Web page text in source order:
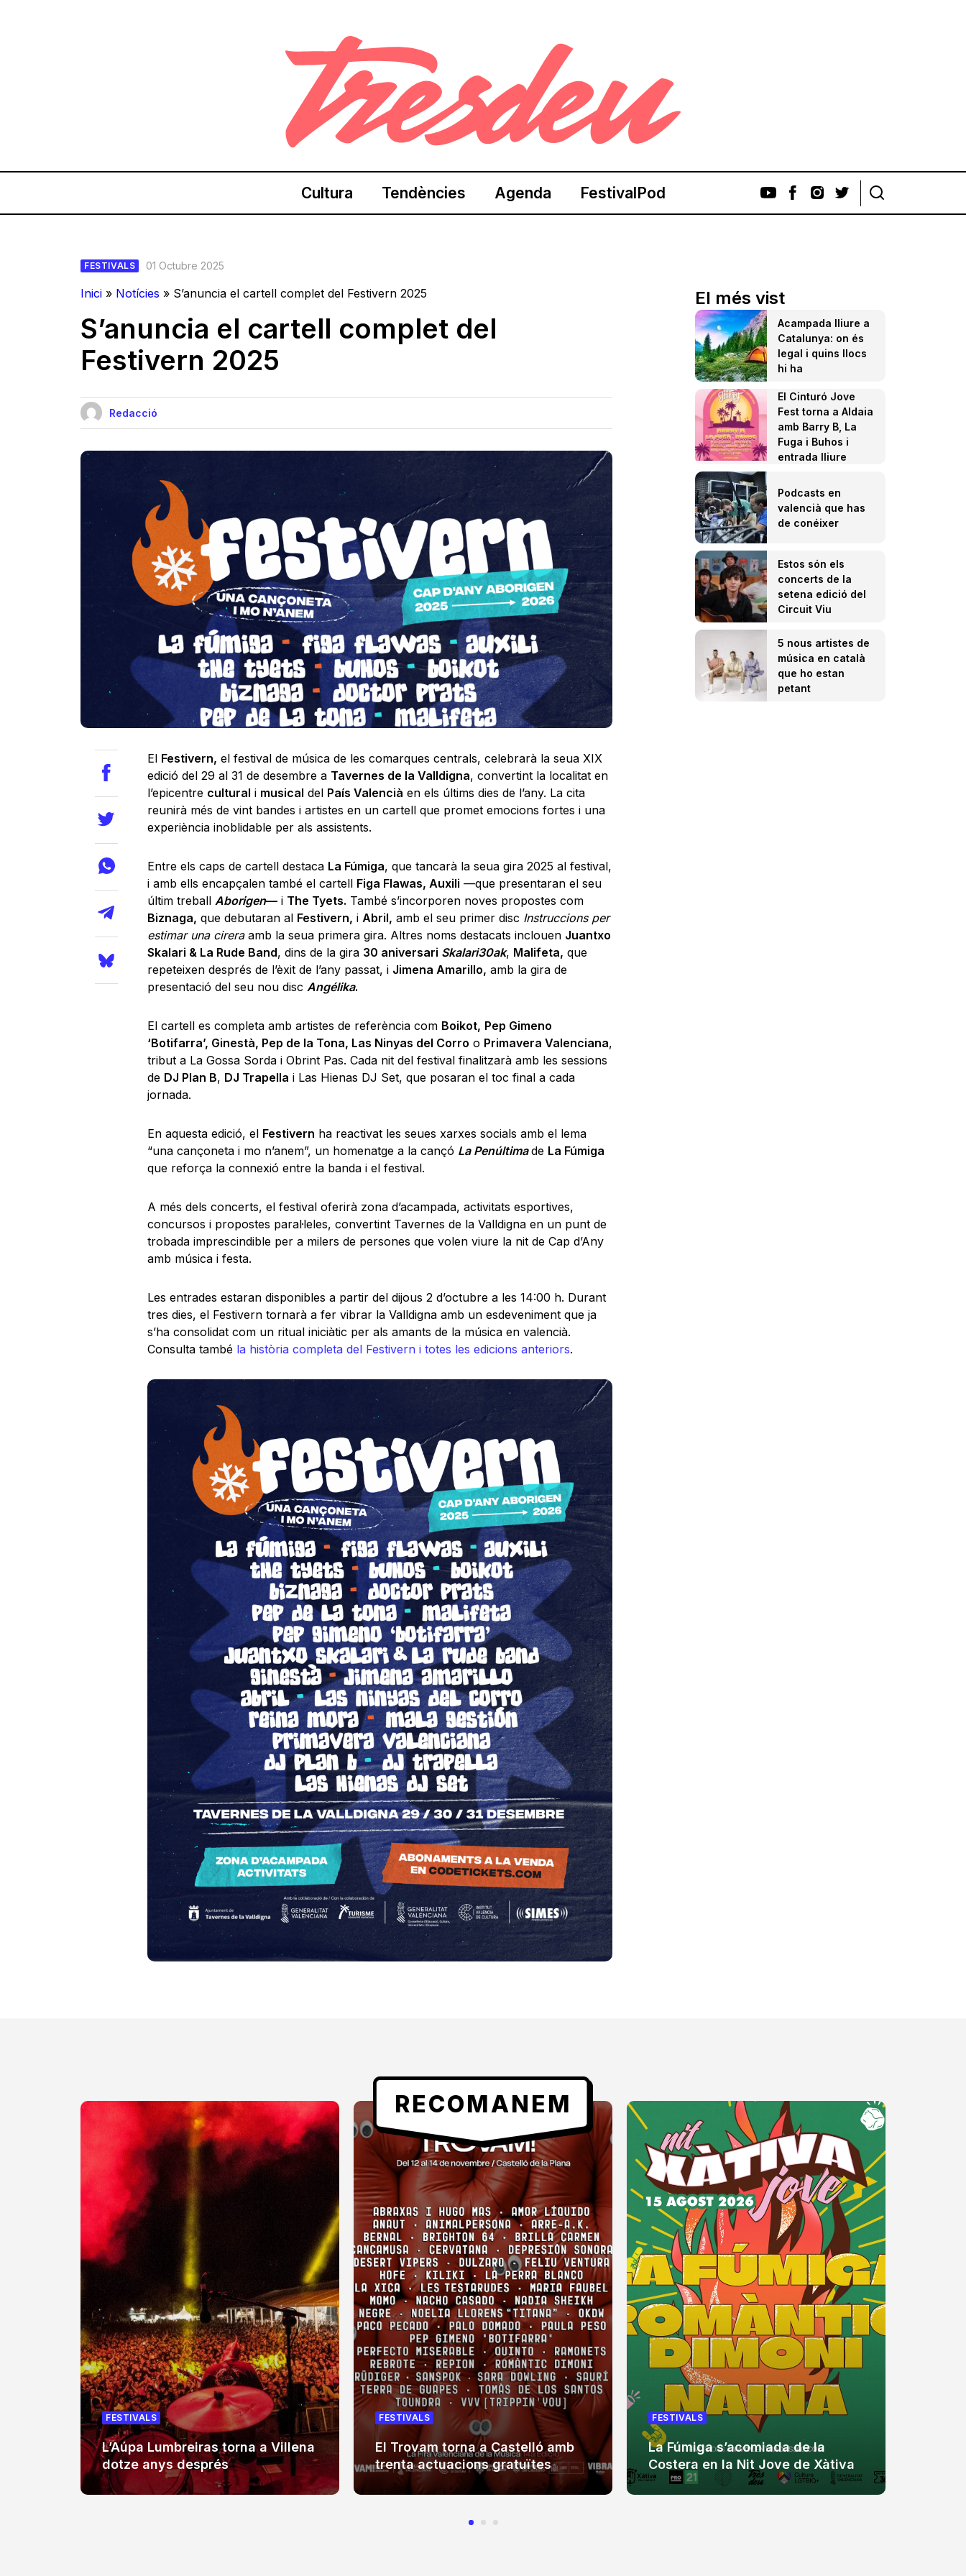
Cultura Tendències Agenda FestivalPod
FESTIVALS 01 Octubre 2025
Inici » Notícies » S’anuncia el cartell complet del Festivern 2025
S’anuncia el cartell complet del
Festivern 2025
Redacció
El Festivern, el festival de música de les comarques centrals, celebrarà la seua XIX
edició del 29 al 31 de desembre a Tavernes de la Valldigna, convertint la localitat en
l’epicentre cultural i musical del País Valencià en els últims dies de l’any. La cita
reunirà més de vint bandes i artistes en un cartell que promet emocions fortes i una
experiència inoblidable per als assistents.
Entre els caps de cartell destaca La Fúmiga, que tancarà la seua gira 2025 al festival,
i amb ells encapçalen també el cartell Figa Flawas, Auxili —que presentaran el seu
últim treball Aborigen—i The Tyets. També s’incorporen noves propostes com
Biznaga, que debutaran al Festivern, i Abril, amb el seu primer disc Instruccions per
estimar una cireraamb la seua primera gira. Altres noms destacats inclouen Juantxo
Skalari & La Rude Band, dins de la gira 30 aniversari Skalari30ak, Malifeta, que
repeteixen després de l’èxit de l’any passat, i Jimena Amarillo, amb la gira de
presentació del seu nou disc Angélika.
El cartell es completa amb artistes de referència com Boikot, Pep Gimeno
‘Botifarra’, Ginestà, Pep de la Tona, Las Ninyas del Corro o Primavera Valenciana,
tribut a La Gossa Sorda i Obrint Pas. Cada nit del festival finalitzarà amb les sessions
de DJ Plan B, DJ Trapella i Las Hienas DJ Set, que posaran el toc final a cada
jornada.
En aquesta edició, el Festivern ha reactivat les seues xarxes socials amb el lema
“una cançoneta i mo n’anem”, un homenatge a la cançó La Penúltima de La Fúmiga
que reforça la connexió entre la banda i el festival.
A més dels concerts, el festival oferirà zona d’acampada, activitats esportives,
concursos i propostes paral·leles, convertint Tavernes de la Valldigna en un punt de
trobada imprescindible per a milers de persones que volen viure la nit de Cap d’Any
amb música i festa.
Les entrades estaran disponibles a partir del dijous 2 d’octubre a les 14:00 h. Durant
tres dies, el Festivern tornarà a fer vibrar la Valldigna amb un esdeveniment que ja
s’ha consolidat com un ritual iniciàtic per als amants de la música en valencià.
Consulta també la història completa del Festivern i totes les edicions anteriors.
El més vist
Acampada lliure a
Catalunya: on és
legal i quins llocs
hi ha
El Cinturó Jove
Fest torna a Aldaia
amb Barry B, La
Fuga i Buhos i
entrada lliure
Podcasts en
valencià que has
de conéixer
Estos són els
concerts de la
setena edició del
Circuit Viu
5 nous artistes de
música en català
que ho estan
petant
RECOMANEM
FESTIVALS
L’Aúpa Lumbreiras torna a Villena
dotze anys després
FESTIVALS
El Trovam torna a Castelló amb
trenta actuacions gratuïtes
FESTIVALS
La Fúmiga s’acomiada de la
Costera en la Nit Jove de Xàtiva